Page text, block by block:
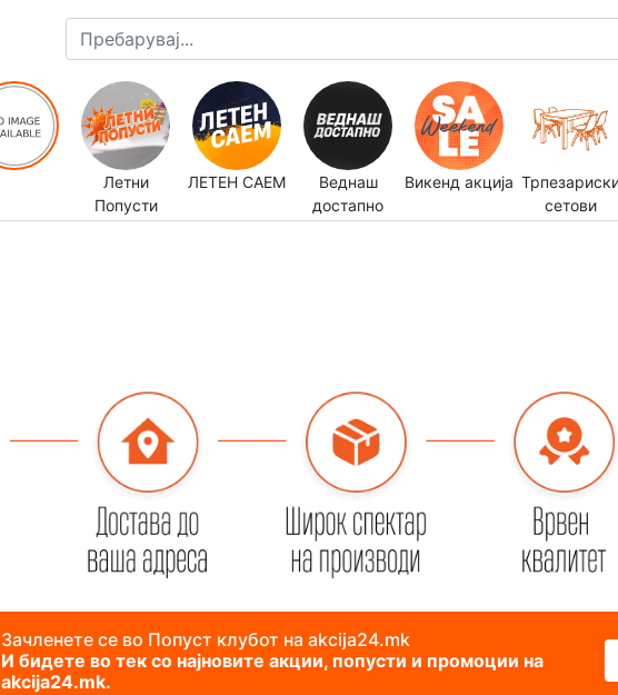
Летни
Попусти
ЛЕТЕН САЕМ
Веднаш
достапно
Викенд акција
сетови
Зачленете се во Попуст клубот на akcija24.mk
И бидете во тек со најновите акции, попусти и промоции на
akcija24.mk.